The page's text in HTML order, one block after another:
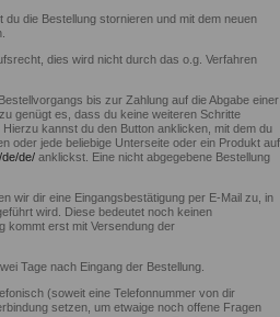
die Bestellung stornieren und mit dem neuen
dies wird nicht durch das o.g. Verfahren
bis zur Zahlung auf die Abgabe einer
genügt es, dass du keine weiteren Schritte
kannst du den Button anklicken, mit dem du
oder jede beliebige Unterseite oder ein Produkt auf
de/ anklickst. Eine nicht abgegebene Bestellung
wir dir eine Eingangsbestätigung per E-Mail zu, in
wird. Diese bedeutet noch keinen
kommt erst mit Versendung der
Tage nach Eingang der Bestellung.
(soweit eine Telefonnummer von dir
setzen, um etwaige noch offene Fragen